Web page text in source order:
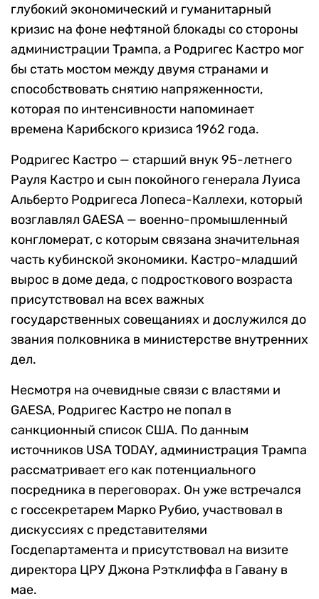
глубокий экономический и гуманитарный
кризис на фоне нефтяной блокады со стороны
администрации Трампа, а Родригес Кастро мог
бы стать мостом между двумя странами и
способствовать снятию напряженности,
которая по интенсивности напоминает
времена Карибского кризиса 1962 года.
Родригес Кастро — старший внук 95-летнего
Рауля Кастро и сын покойного генерала Луиса
Альберто Родригеса Лопеса-Каллехи, который
возглавлял GAESA — военно-промышленный
конгломерат, с которым связана значительная
часть кубинской экономики. Кастро-младший
вырос в доме деда, с подросткового возраста
присутствовал на всех важных
государственных совещаниях и дослужился до
звания полковника в министерстве внутренних
дел.
Несмотря на очевидные связи с властями и
GAESA, Родригес Кастро не попал в
санкционный список США. По данным
источников USA TODAY, администрация Трампа
рассматривает его как потенциального
посредника в переговорах. Он уже встречался
с госсекретарем Марко Рубио, участвовал в
дискуссиях с представителями
Госдепартамента и присутствовал на визите
директора ЦРУ Джона Рэтклиффа в Гавану в
мае.